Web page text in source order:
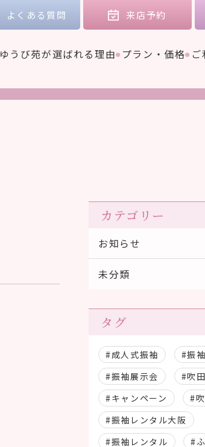
ゆうび苑が選ばれる理由 プラン・価格
よくある質問 来店予約
カテゴリー
お知らせ
未分類
タグ
#成人式振袖
#振袖
#振袖展示会
#吹
#キャンペーン
#
#振袖レンタル大阪
#振袖レンタル
#